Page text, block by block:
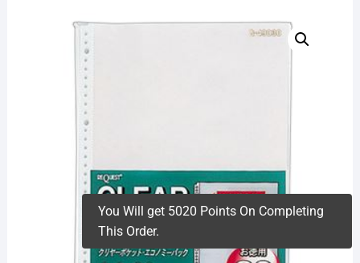
You Will get 5020 Points On Completing
This Order.